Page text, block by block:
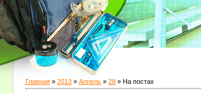
Главная » 2013 » Апрель » 28 » На постах